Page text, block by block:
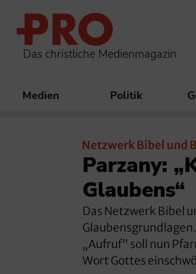
Das christliche Medienmagazin
Medien Politik
Netzwerk Bibel und
Parzany:
Glaubens“
Das Netzwerk Bibel
„Aufruf" soll nun
Wort Gottes